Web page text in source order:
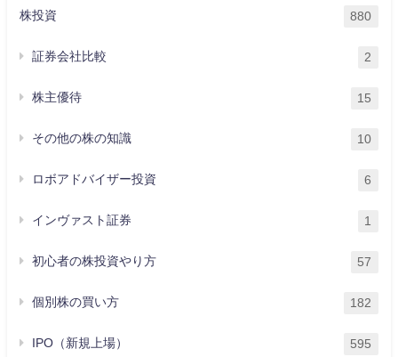
株投資 880
証券会社比較 2
株主優待 15
その他の株の知識 10
ロボアドバイザー投資 6
インヴァスト証券 1
初心者の株投資やり方 57
個別株の買い方 182
IPO（新規上場） 595